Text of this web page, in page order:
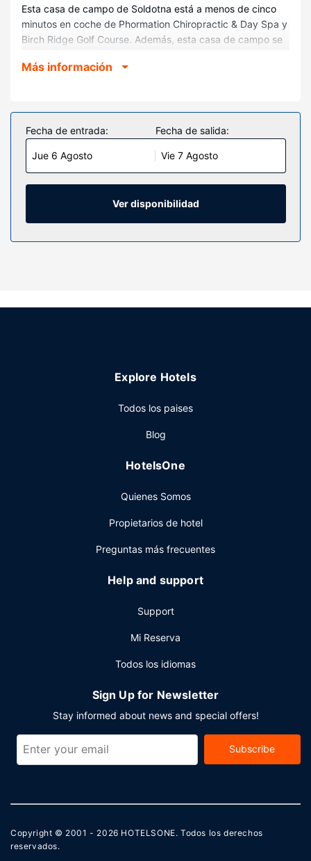
Esta casa de campo de Soldotna está a menos de cinco
minutos en coche de Phormation Chiropractic & Day Spa y
Birch Ridge Golf Course. Además, esta casa de campo se
de Kenai River.
Regálate una estancia fantástica en esta casa de campo
donde, entre otras cosas, tendrás una cocina
perfectamente equipada con horno y placa de cocina.
Tendrás un microondas y una lavadora.
Aprovecha los prácticos servicios que se te ofrecen, como
Más información
Fecha de entrada:
Jue 6 Agosto
Fecha de salida:
Vie 7 Agosto
Ver disponibilidad
Explore Hotels
Todos los paises
Blog
HotelsOne
Quienes Somos
Propietarios de hotel
Preguntas más frecuentes
Help and support
Support
Mi Reserva
Todos los idiomas
Sign Up for Newsletter
Stay informed about news and special offers!
Subscribe
Copyright © 2001 - 2026 HOTELSONE. Todos los derechos
reservados.